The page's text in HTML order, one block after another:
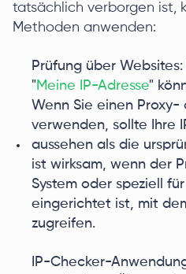
tatsächlich verborgen ist,
Methoden anwenden:
Prüfung über
" Meine IP-Adresse"
Wenn Sie einen Proxy-
verwenden, sollte Ihre
aussehen als die
ist wirksam, wenn der
System oder speziell
eingerichtet ist, mit
zugreifen.
IP-Checker-